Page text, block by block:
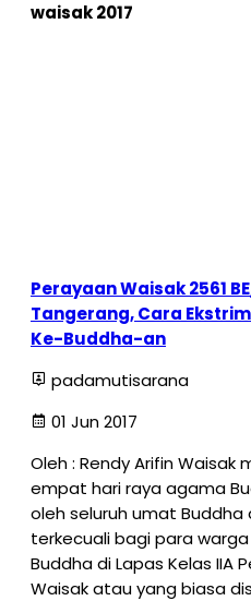
waisak 2017
Perayaan Waisak 2561
Tangerang, Cara
Ke-Buddha-an
padamutisarana
01 Jun 2017
Oleh : Rendy Arifin Waisak
empat hari raya agama
oleh seluruh umat Buddha
terkecuali bagi para
Buddha di Lapas Kelas IIA
Waisak atau yang biasa